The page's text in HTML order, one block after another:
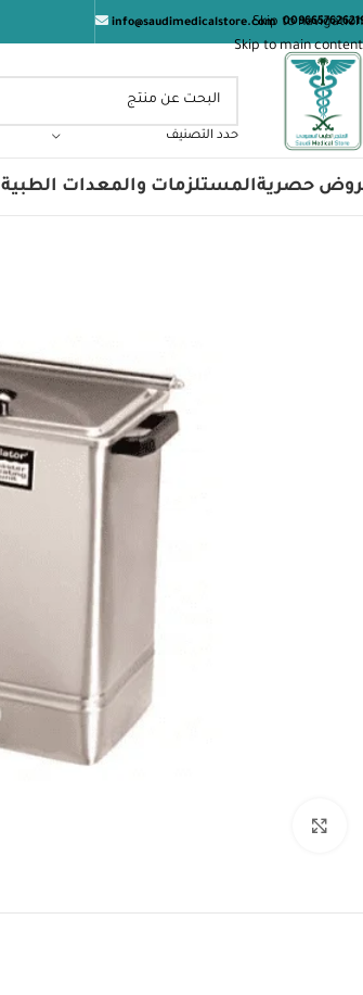
Skip to navigation
Skip to main content
info@saudimedicalstore.com
حدد التصنيف
حصريةالمستلزمات والمعدات الطبية